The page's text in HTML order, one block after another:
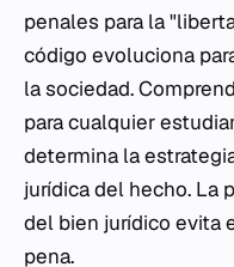
penales para la
código evoluciona
la sociedad.
para cualquier
determina la
jurídica del hecho. La
del bien jurídico evita
pena.